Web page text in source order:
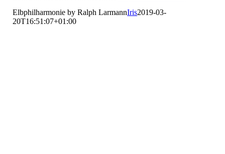
Elbphilharmonie by Ralph LarmannIris2019-03-
20T16:51:07+01:00